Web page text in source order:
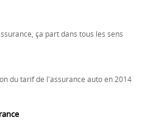
ça part dans tous les sens
du tarif de l'assurance auto en 2014